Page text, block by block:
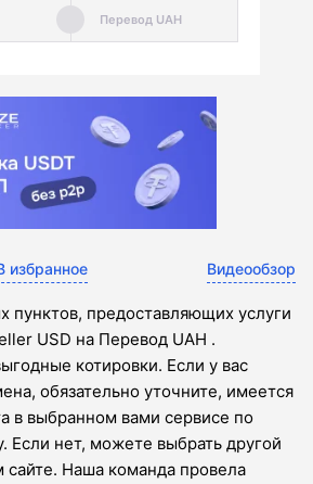
избранное Видеообзор
пунктов, предоставляющих услуги
USD на Перевод UAH .
котировки. Если у вас
обязательно уточните, имеется
в выбранном вами сервисе по
Если нет, можете выбрать другой
Наша команда провела